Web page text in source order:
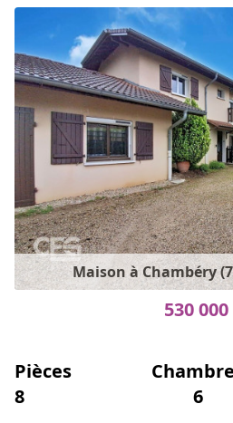
Maison à Chambéry
530 000
Pièces
8
6